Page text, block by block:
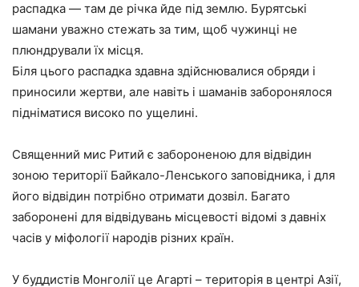
распадка — там де річка йде під землю. Бурятські
шамани уважно стежать за тим, щоб чужинці не
плюндрували їх місця.
Біля цього распадка здавна здійснювалися обряди і
приносили жертви, але навіть і шаманів заборонялося
підніматися високо по ущелині.
Священний мис Ритий є забороненою для відвідин
зоною території Байкало-Ленського заповідника, і для
його відвідин потрібно отримати дозвіл. Багато
заборонені для відвідувань місцевості відомі з давніх
часів у міфології народів різних країн.
У буддистів Монголії це Агарті – територія в центрі Азії,